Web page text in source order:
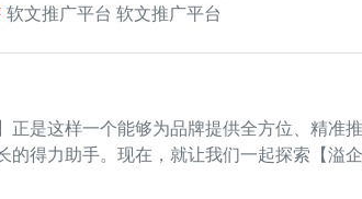
软文推广平台 软文推广平台
是这样一个能够为品牌提供全方位、精准
得力助手。现在，就让我们一起探索【溢